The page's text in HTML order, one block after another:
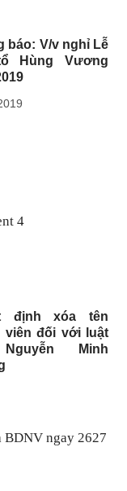
báo: V/v nghỉ Lễ
Hùng Vương
định xóa tên
viên đối với luật
Minh